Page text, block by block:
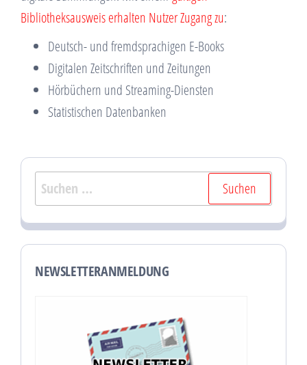
Bibliotheksausweis erhalten Nutzer Zugang zu:
Deutsch- und fremdsprachigen E-Books
Digitalen Zeitschriften und Zeitungen
Hörbüchern und Streaming-Diensten
Statistischen Datenbanken
Suchen
nach:
NEWSLETTERANMELDUNG